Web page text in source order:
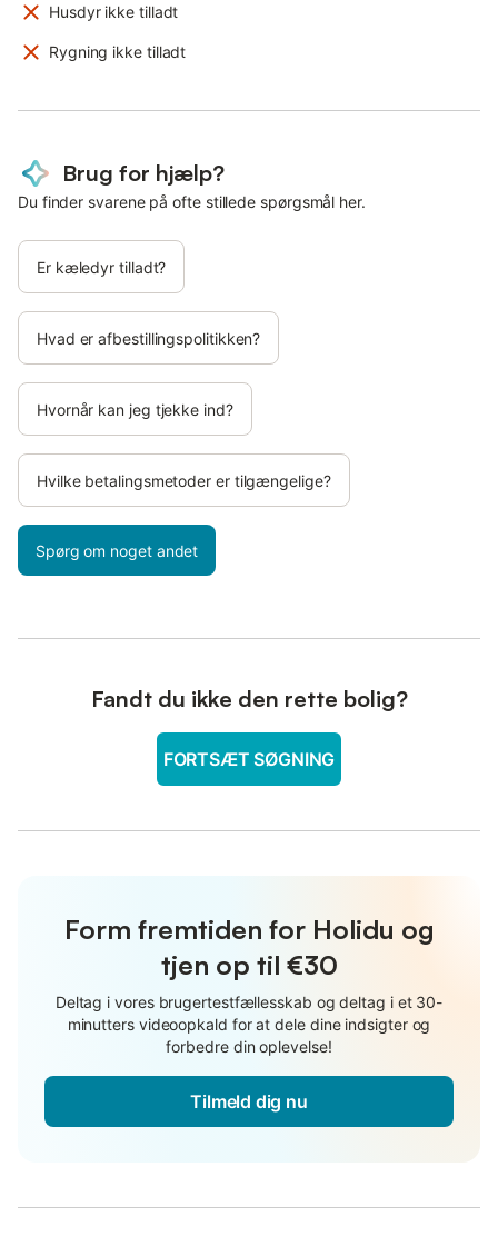
Husdyr ikke tilladt
Rygning ikke tilladt
Brug for hjælp?
Du finder svarene på ofte stillede spørgsmål her.
Er kæledyr tilladt?
Hvad er afbestillingspolitikken?
Hvornår kan jeg tjekke ind?
Hvilke betalingsmetoder er tilgængelige?
Spørg om noget andet
Fandt du ikke den rette bolig?
FORTSÆT SØGNING
Form fremtiden for Holidu og
tjen op til €30
Deltag i vores brugertestfællesskab og deltag i et 30-
minutters videoopkald for at dele dine indsigter og
forbedre din oplevelse!
Tilmeld dig nu